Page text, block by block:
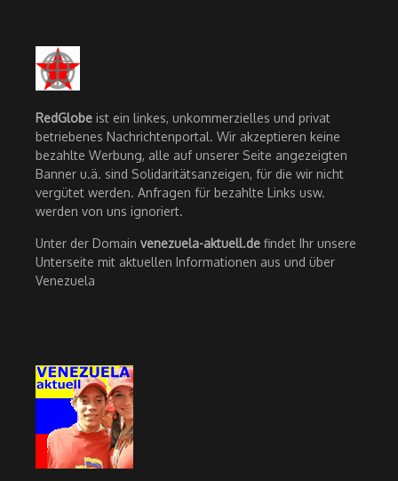
RedGlobe ist ein linkes, unkommerzielles und privat
betriebenes Nachrichtenportal. Wir akzeptieren keine
bezahlte Werbung, alle auf unserer Seite angezeigten
Banner u.ä. sind Solidaritätsanzeigen, für die wir nicht
vergütet werden. Anfragen für bezahlte Links usw.
werden von uns ignoriert.
Unter der Domain venezuela-aktuell.de findet Ihr unsere
Unterseite mit aktuellen Informationen aus und über
Venezuela